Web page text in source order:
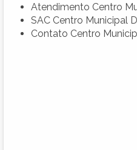
Atendimento Centro
SAC Centro Municipal
Contato Centro